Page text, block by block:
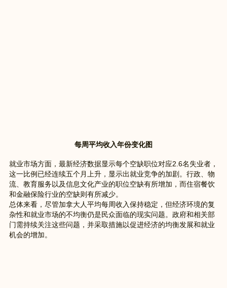
每周平均收入年份变化图
就业市场方面，最新经济数据显示每个空缺职位对应2.6名失业者，
这一比例已经连续五个月上升，显示出就业竞争的加剧。行政、物
流、教育服务以及信息文化产业的职位空缺有所增加，而住宿餐饮
和金融保险行业的空缺则有所减少。
总体来看，尽管加拿大人平均每周收入保持稳定，但经济环境的复
杂性和就业市场的不均衡仍是民众面临的现实问题。政府和相关部
门需持续关注这些问题，并采取措施以促进经济的均衡发展和就业
机会的增加。